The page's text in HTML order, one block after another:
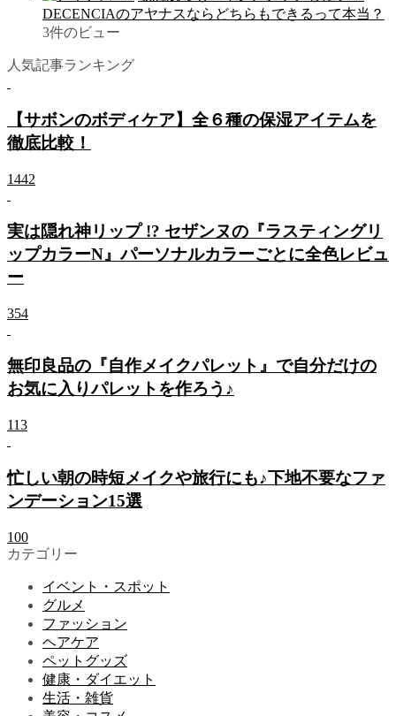
DECENCIAのアヤナスならどちらもできるって本当？
3件のビュー
人気記事ランキング
【サボンのボディケア】全６種の保湿アイテムを
徹底比較！
1442
実は隠れ神リップ !? セザンヌの『ラスティングリ
ップカラーN』パーソナルカラーごとに全色レビュ
ー
354
無印良品の『自作メイクパレット』で自分だけの
お気に入りパレットを作ろう♪
113
忙しい朝の時短メイクや旅行にも♪下地不要なファ
ンデーション15選
100
カテゴリー
イベント・スポット
グルメ
ファッション
ヘアケア
ペットグッズ
健康・ダイエット
生活・雑貨